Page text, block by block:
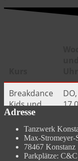
Adresse
Tanzwerk
Max-Stromeyer-
78467 Konstanz
Parkplätze: